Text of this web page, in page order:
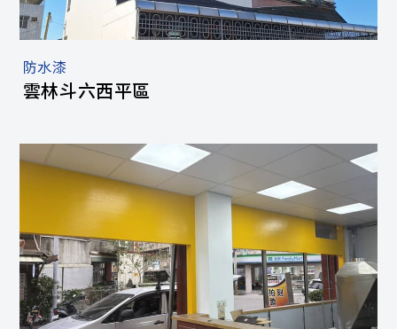
防水漆
雲林斗六西平區